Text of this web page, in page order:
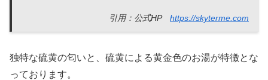
引用：公式HP https://skyterme.com
独特な硫黄の匂いと、硫黄による黄金色のお湯が特徴とな
っております。